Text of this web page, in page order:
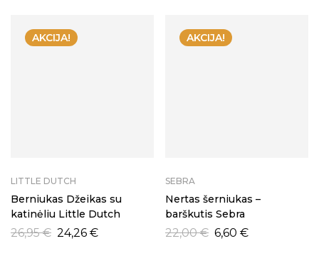
AKCIJA!
LITTLE DUTCH
Berniukas Džeikas su
katinėliu Little Dutch
26,95€ 24,26 €
AKCIJA!
SEBRA
Nertas šerniukas –
barškutis Sebra
22,00€ 6,60 €